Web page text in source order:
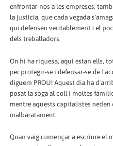
enfrontar-nos a les empreses,
la justícia, que cada vegada
qui defensen veritablement i el
dels treballadors.
On hi ha riquesa, aquí estan ells,
per protegir-se i defensar-se de
diguem PROU! Aquest dia ha
posat la soga al coll i moltes
mentre aquests capitalistes neden
malbaratament.
Quan vaig començar a escriure el